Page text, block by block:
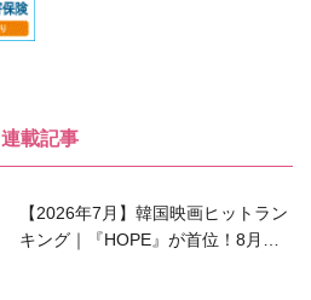
連載記事
【2026年7月】韓国映画ヒットラン
キング｜『HOPE』が首位！8月公